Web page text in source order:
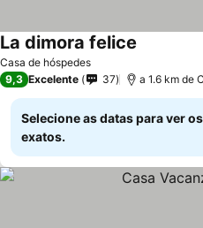
Casa de hóspedes
La dimora felice
9,3 Excelente 37 a 1.6 km de
Selecione as datas para ver
exatos.